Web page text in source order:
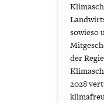
sowieso
der
2028